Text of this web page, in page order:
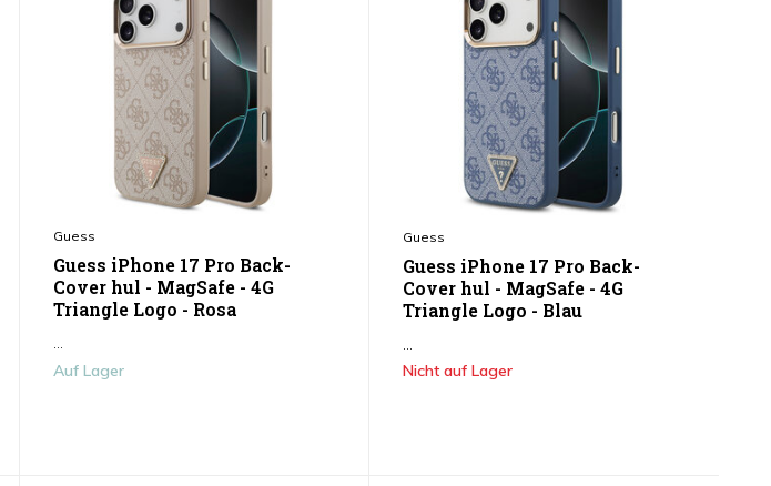
Guess
Guess iPhone 17 Pro Back-
Cover hul - MagSafe - 4G
Triangle Logo - Rosa
Auf Lager
Guess
Guess iPhone 17 Pro Back-
Cover hul - MagSafe - 4G
Triangle Logo - Blau
Nicht auf Lager